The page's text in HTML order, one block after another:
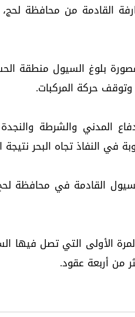
القادمة من محافظة
بلوغ السيول منطقة
وتوقف حركة المركبات.
المدني والشرطة
في النفاذ تجاه البحر
القادمة في محافظة
المرة الأولى التي تصل
من أربعة عقود.